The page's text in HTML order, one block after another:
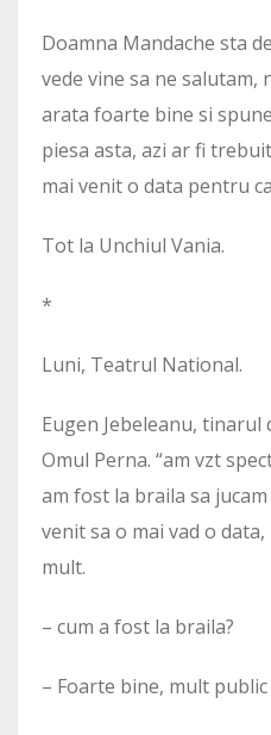
Doamna Mandache sta
vede vine sa ne salutam,
arata foarte bine si
piesa asta, azi ar fi
mai venit o data pentru
Tot la Unchiul Vania.
*
Luni, Teatrul National.
Eugen Jebeleanu,
Omul Perna. “am vzt
am fost la braila sa
venit sa o mai vad o
mult.
– cum a fost la braila?
– Foarte bine, mult public